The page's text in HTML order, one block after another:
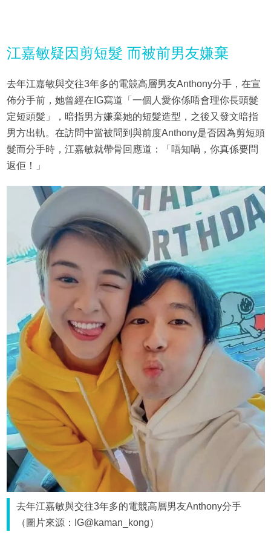
江嘉敏疑因剪短髮 而被前男友嫌棄
去年江嘉敏與交往3年多的電競高層男友Anthony分手，在宣
佈分手前，她曾經在IG寫道「一個人愛你係唔會理你長頭髮
定短頭髮」，暗指男方嫌棄她的短髮造型，之後又發文暗指
男方出軌。在訪問中當被問到與前度Anthony是否因為剪短頭
髮而分手時，江嘉敏就帶骨回應道：「唔知喎，你真係要問
返佢！」
去年江嘉敏與交往3年多的電競高層男友Anthony分手
（圖片來源：IG@kaman_kong）